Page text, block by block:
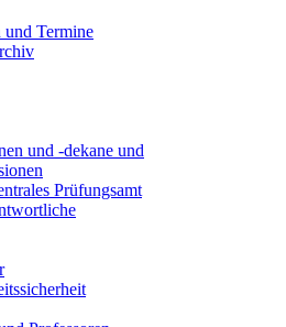
und Termine
und -dekane und
Prüfungsamt